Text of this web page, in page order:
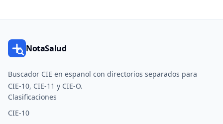
NotaSalud
Buscador CIE en espanol con directorios separados para
CIE-10, CIE-11 y CIE-O.
Clasificaciones
CIE-10